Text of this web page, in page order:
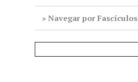
Navegar por Fascículos